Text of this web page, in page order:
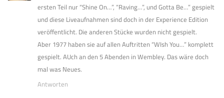
ersten Teil nur “Shine On…”, “Raving…”, und Gotta Be…” gespielt
und diese Liveaufnahmen sind doch in der Experience Edition
veröffentlicht. Die anderen Stücke wurden nicht gespielt.
Aber 1977 haben sie auf allen Auftritten “WIsh You…” komplett
gespielt. AUch an den 5 Abenden in Wembley. Das wäre doch
mal was Neues.
Antworten